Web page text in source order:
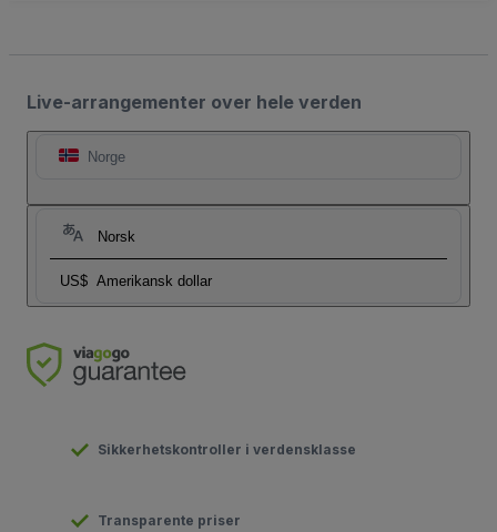
Live-arrangementer over hele verden
Norge
Norsk
US$ Amerikansk dollar
Sikkerhetskontroller i verdensklasse
Transparente priser